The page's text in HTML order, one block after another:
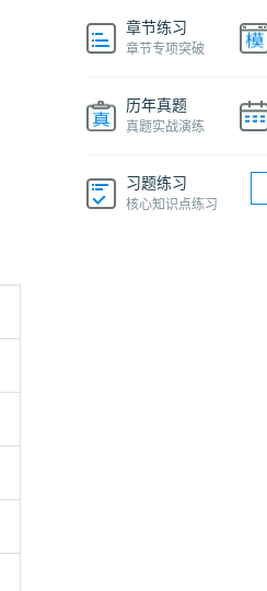
章节练习
章节专项突破
历年真题
真题实战演练
习题练习
核心知识点练习